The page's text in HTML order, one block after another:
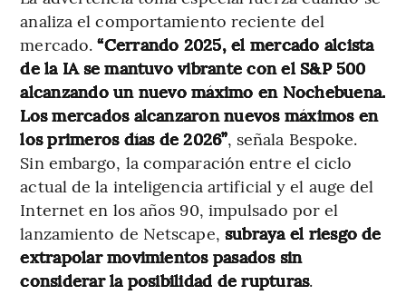
analiza el comportamiento reciente del
mercado. “Cerrando 2025, el mercado alcista
de la IA se mantuvo vibrante con el S&P 500
alcanzando un nuevo máximo en Nochebuena.
Los mercados alcanzaron nuevos máximos en
los primeros días de 2026”, señala Bespoke.
Sin embargo, la comparación entre el ciclo
actual de la inteligencia artificial y el auge del
Internet en los años 90, impulsado por el
lanzamiento de Netscape, subraya el riesgo de
extrapolar movimientos pasados sin
considerar la posibilidad de rupturas.